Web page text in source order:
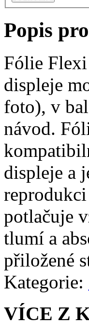
Popis
Fólie
displeje
foto), v
návod.
displeje a
potlačuje
tlumí a
přiložené
Kategorie:
VÍCE Z